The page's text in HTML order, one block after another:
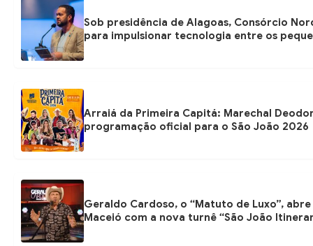
Sob presidência de Alagoas, Consórcio
para impulsionar tecnologia entre os
Arraiá da Primeira Capitá: Marechal
programação oficial para o São João 2026
Geraldo Cardoso, o “Matuto de Luxo”,
Maceió com a nova turnê “São João